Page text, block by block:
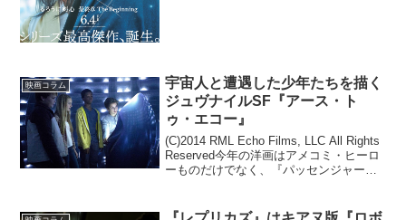
映画コラム
宇宙人と遭遇した少年たちを描く
ジュヴナイルSF『アース・ト
ゥ・エコー』
(C)2014 RML Echo Films, LLC All Rights
Reserved今年の洋画はアメコミ・ヒーロ
ーものだけでなく、『パッセンジャー』
イリアン...